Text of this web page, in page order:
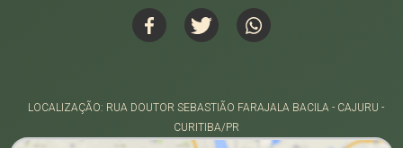
LOCALIZAÇÃO: RUA DOUTOR SEBASTIÃO FARAJALA BACILA - CAJURU -
CURITIBA/PR